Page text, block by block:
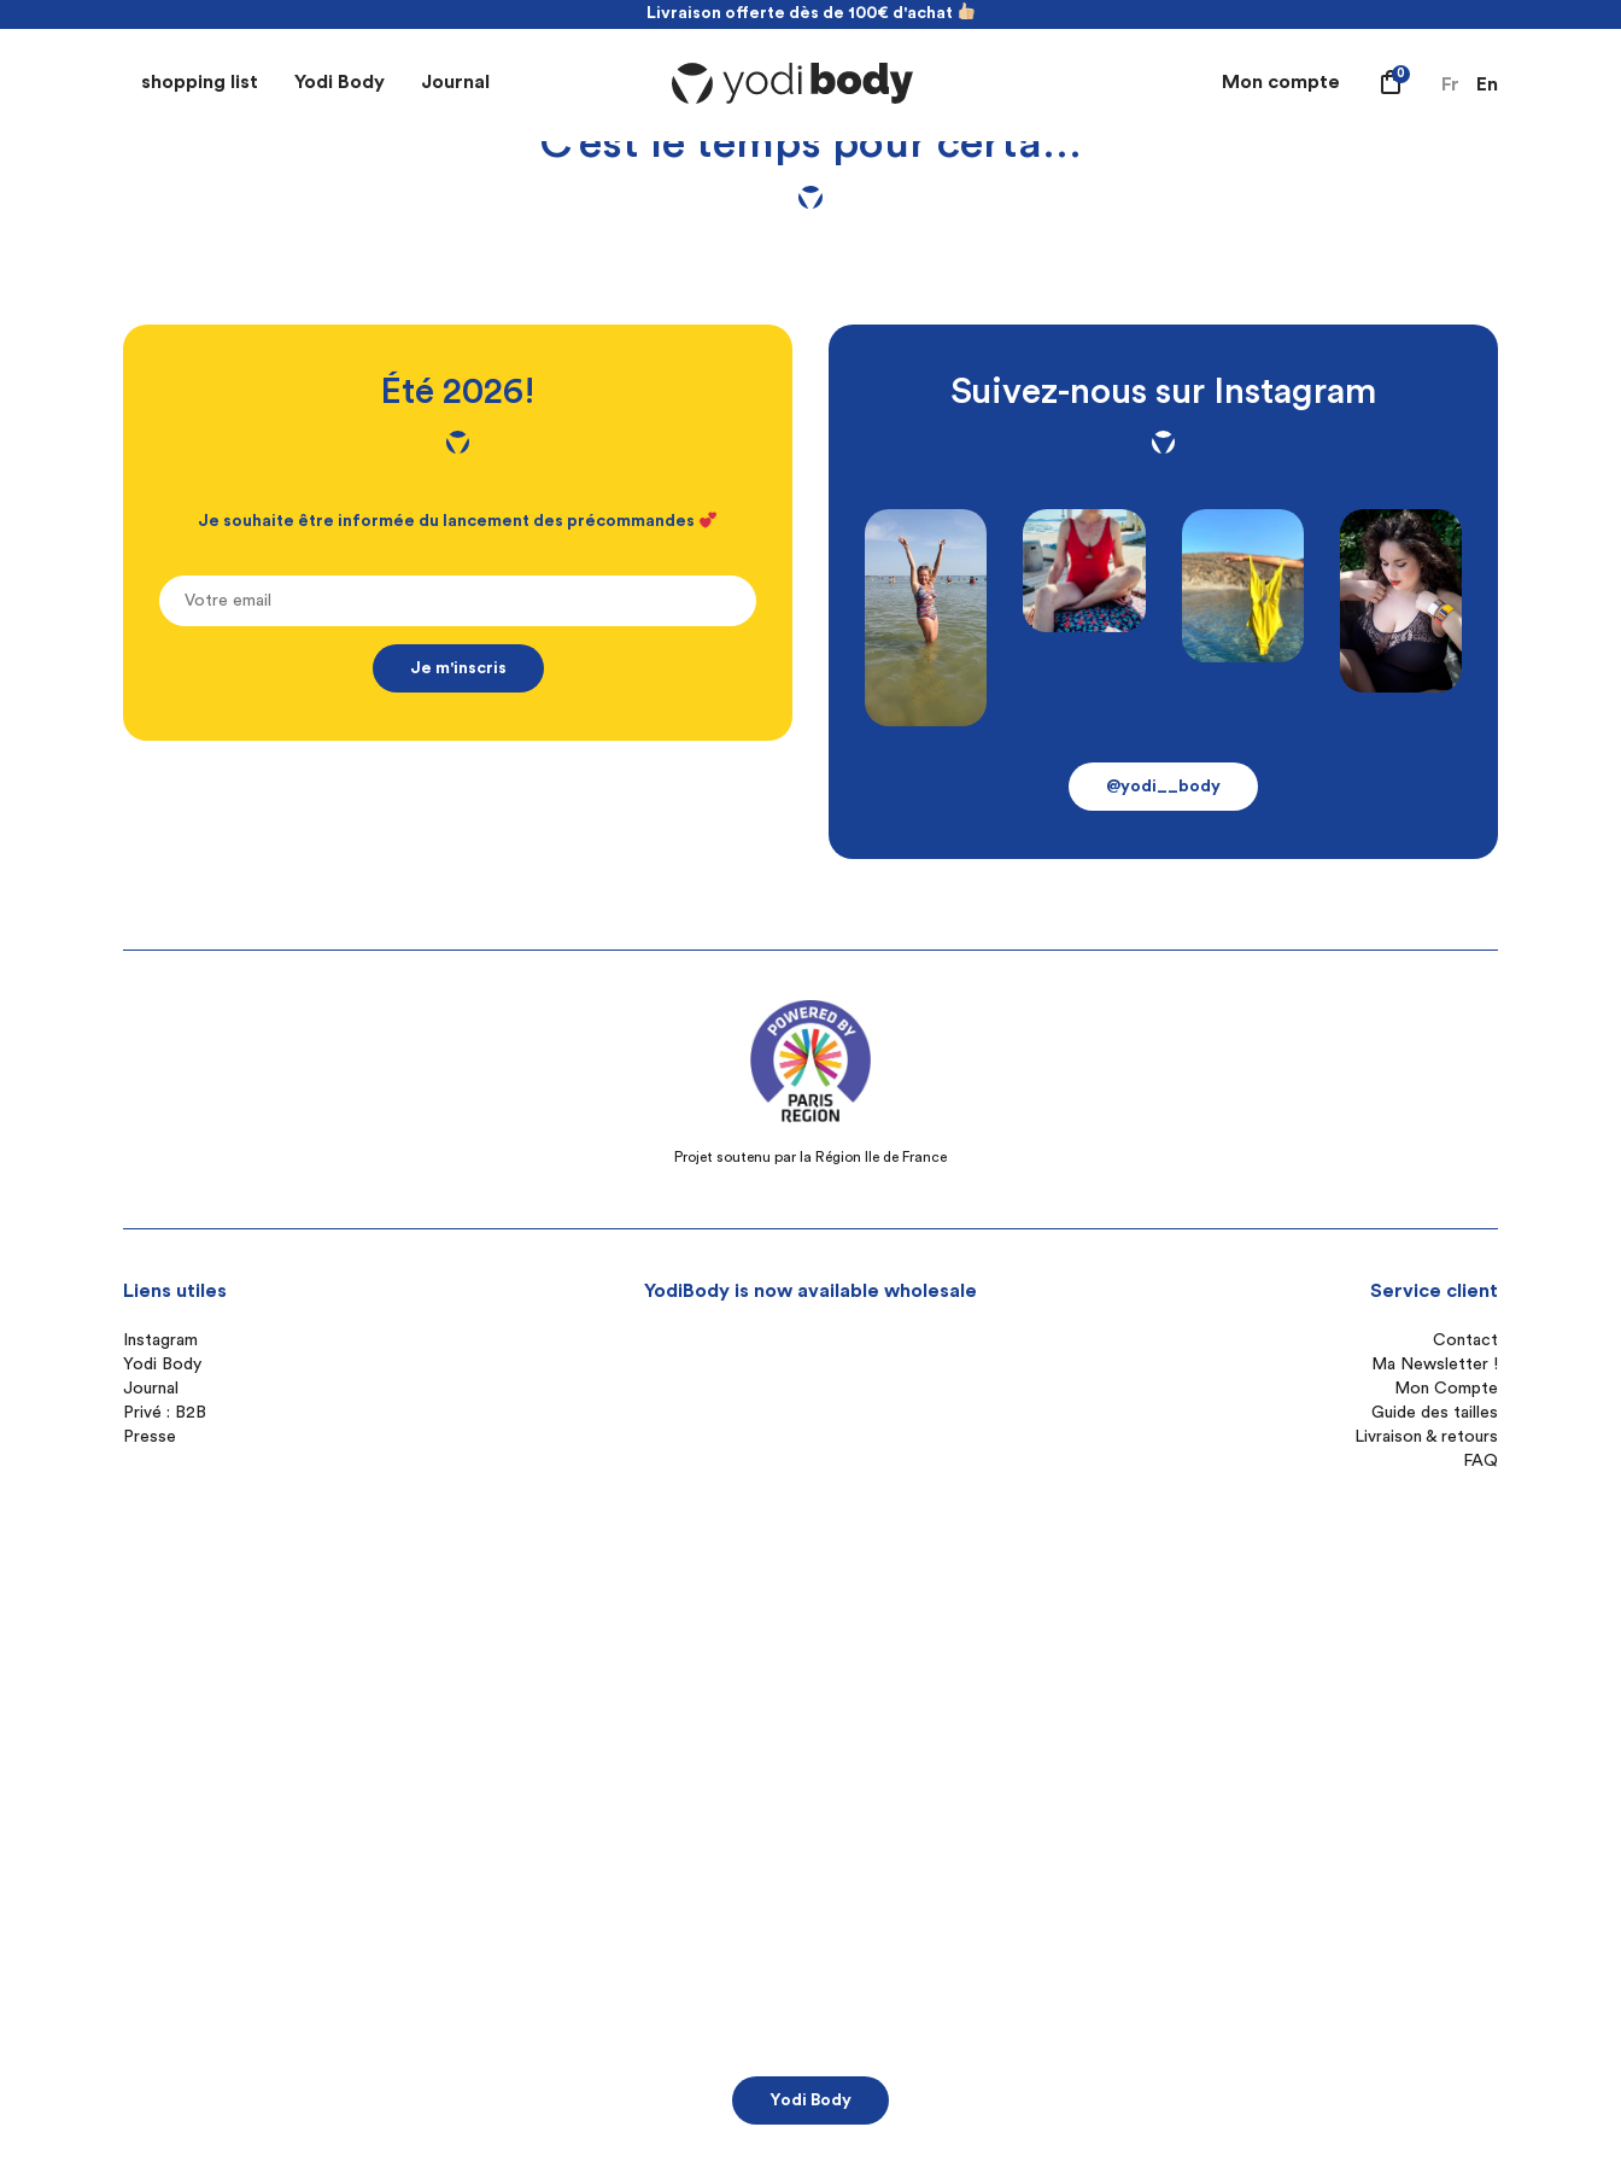
Livraison offerte dès de 100€ d'achat
Livraison offerte dès de 100€ d'achat
shopping list Yodi Body Journal Mon compte 0
Fr En
C’est le temps pour certa…
Été 2026!
Je souhaite être informée du lancement des précommandes
Suivez-nous sur Instagram
@yodi__body
Projet soutenu par la Région Ile de France
Liens utiles
Instagram
Yodi Body
Journal
Privé : B2B
Presse
YodiBody is now available wholesale
Yodi Body
Service client
Contact
Ma Newsletter !
Mon Compte
Guide des tailles
Livraison & retours
FAQ